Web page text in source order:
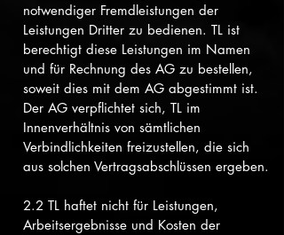
notwendiger Fremdleistungen der
Leistungen Dritter zu bedienen. TL ist
berechtigt diese Leistungen im Namen
und für Rechnung des AG zu bestellen,
soweit dies mit dem AG abgestimmt ist.
Der AG verpflichtet sich, TL im
Innenverhältnis von sämtlichen
Verbindlichkeiten freizustellen, die sich
aus solchen Vertragsabschlüssen ergeben.
2.2 TL haftet nicht für Leistungen,
Arbeitsergebnisse und Kosten der